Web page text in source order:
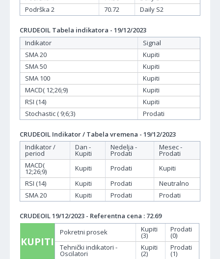
Podrška 2
70.72 Daily S2
CRUDEOIL Tabela indikatora - 19/12/2023
Indikator
Signal
SMA 20
Kupiti
SMA 50
Kupiti
SMA 100
Kupiti
MACD( 12;26;9)
Kupiti
RSI (14)
Kupiti
Stochastic ( 9;6;3)
Prodati
CRUDEOIL Indikator / Tabela vremena - 19/12/2023
Indikator /
period
Dan -
Kupiti
Nedelja -
Prodati
Mesec -
Prodati
MACD(
12;26;9) Kupiti Prodati
Kupiti
RSI (14)
Kupiti Prodati
Neutralno
SMA 20
Kupiti Prodati Prodati
CRUDEOIL 19/12/2023 - Referentna cena : 72.69
KUPITI
Pokretni prosek Kupiti
(3)
Prodati
(0)
Tehnički indikatori -
Oscilatori
Kupiti
(2)
Prodati
(1)